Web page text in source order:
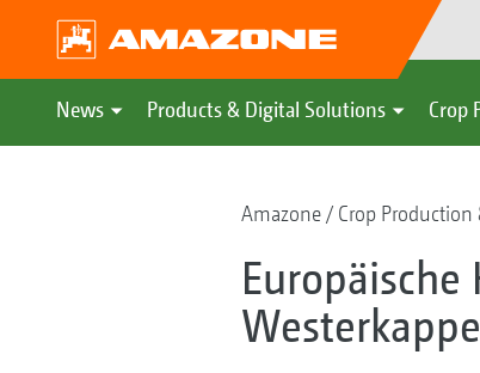
News Products & Digital Solutions Crop
Amazone Crop Production